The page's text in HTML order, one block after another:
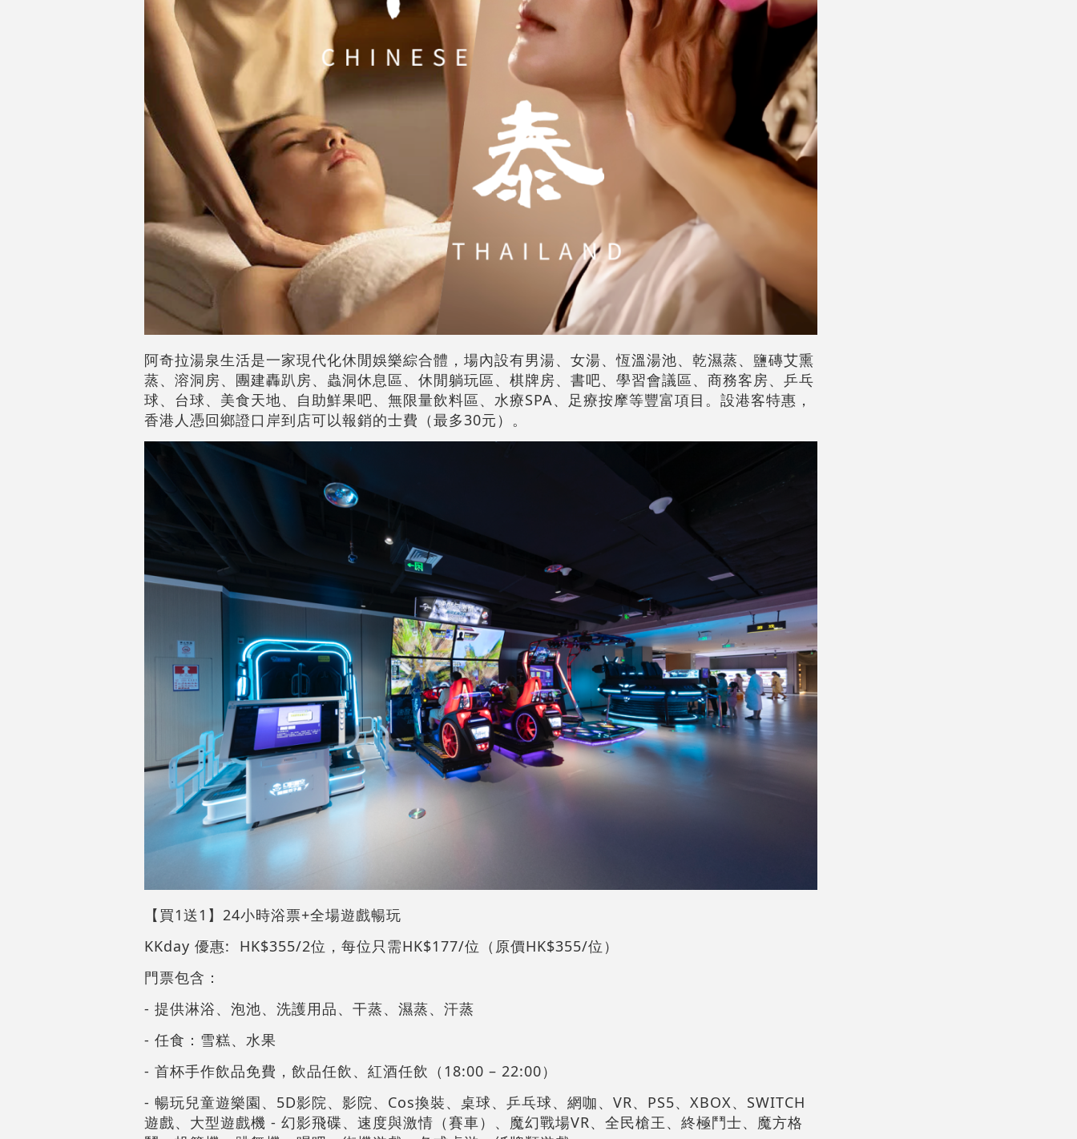
阿奇拉湯泉生活是一家現代化休閒娛樂綜合體，場內設有男湯、女湯、恆溫湯池、乾濕蒸、鹽磚艾熏
蒸、溶洞房、團建轟趴房、蟲洞休息區、休閒躺玩區、棋牌房、書吧、學習會議區、商務客房、乒乓
球、台球、美食天地、自助鮮果吧、無限量飲料區、水療SPA、足療按摩等豐富項目。設港客特惠，
香港人憑回鄉證口岸到店可以報銷的士費（最多30元）。
【買1送1】24小時浴票+全場遊戲暢玩
KKday 優惠: HK$355/2位，每位只需HK$177/位（原價HK$355/位）
門票包含：
- 提供淋浴、泡池、洗護用品、干蒸、濕蒸、汗蒸
- 任食：雪糕、水果
- 首杯手作飲品免費，飲品任飲、紅酒任飲（18:00 – 22:00）
- 暢玩兒童遊樂園、5D影院、影院、Cos換裝、桌球、乒乓球、網咖、VR、PS5、XBOX、SWITCH
遊戲、大型遊戲機 - 幻影飛碟、速度與激情（賽車）、魔幻戰場VR、全民槍王、終極鬥士、魔方格